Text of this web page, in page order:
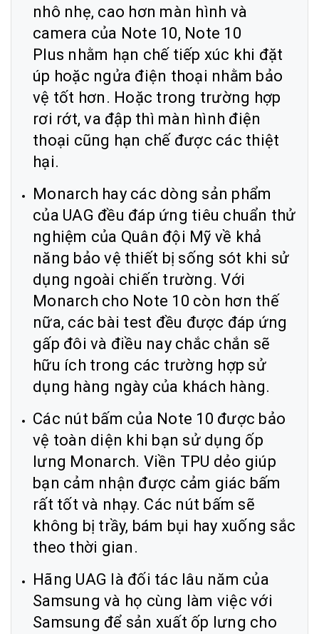
nhô nhẹ, cao hơn màn hình và
camera của Note 10, Note 10
Plus nhằm hạn chế tiếp xúc khi đặt
úp hoặc ngửa điện thoại nhằm bảo
vệ tốt hơn. Hoặc trong trường hợp
rơi rớt, va đập thì màn hình điện
thoại cũng hạn chế được các thiệt
hại.
Monarch hay các dòng sản phẩm
của UAG đều đáp ứng tiêu chuẩn thử
nghiệm của Quân đội Mỹ về khả
năng bảo vệ thiết bị sống sót khi sử
dụng ngoài chiến trường. Với
Monarch cho Note 10 còn hơn thế
nữa, các bài test đều được đáp ứng
gấp đôi và điều nay chắc chắn sẽ
hữu ích trong các trường hợp sử
dụng hàng ngày của khách hàng.
Các nút bấm của Note 10 được bảo
vệ toàn diện khi bạn sử dụng ốp
lưng Monarch. Viền TPU dẻo giúp
bạn cảm nhận được cảm giác bấm
rất tốt và nhạy. Các nút bấm sẽ
không bị trầy, bám bụi hay xuống sắc
theo thời gian.
Hãng UAG là đối tác lâu năm của
Samsung và họ cùng làm việc với
Samsung để sản xuất ốp lưng cho